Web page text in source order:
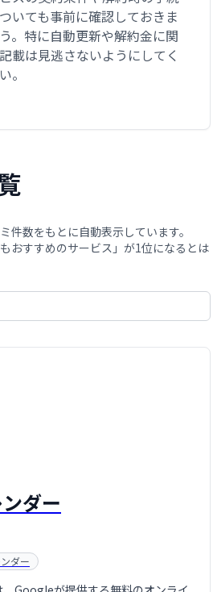
いても事前に確認しておきま
。特に自動更新や解約金に関
載は見逃さないようにしてく
。
件数をもとに自動表示しています。
おすすめのサービス」が1位になるとは
ダー
ダー